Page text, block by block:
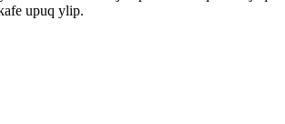
upuq ylip.